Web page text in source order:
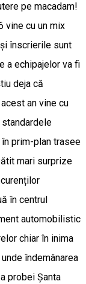
pe macadam!
vine cu un mix
înscrierile sunt
a echipajelor va fi
deja că
an vine cu
prim-plan trasee
mari surprize
în centrul
automobilistic
chiar în inima
îndemânarea
probei Șanta